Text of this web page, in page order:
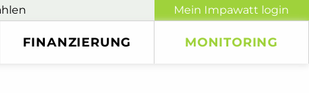
Mein Impawatt login
FINANZIERUNG MONITORING